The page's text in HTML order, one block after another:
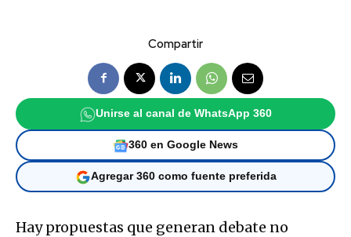
Compartir
Unirse al canal de WhatsApp 360
360 en Google News
Agregar 360 como fuente preferida
Hay propuestas que generan debate no